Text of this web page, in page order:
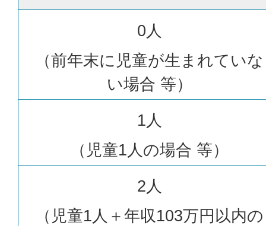
0人
（前年末に児童が生まれていな
い場合 等）
1人
（児童1人の場合 等）
2人
（児童1人＋年収103万円以内の